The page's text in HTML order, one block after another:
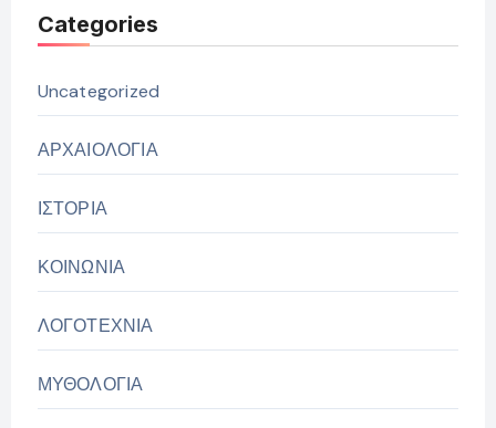
Categories
Uncategorized
ΑΡΧΑΙΟΛΟΓΙΑ
ΙΣΤΟΡΙΑ
ΚΟΙΝΩΝΙΑ
ΛΟΓΟΤΕΧΝΙΑ
ΜΥΘΟΛΟΓΙΑ